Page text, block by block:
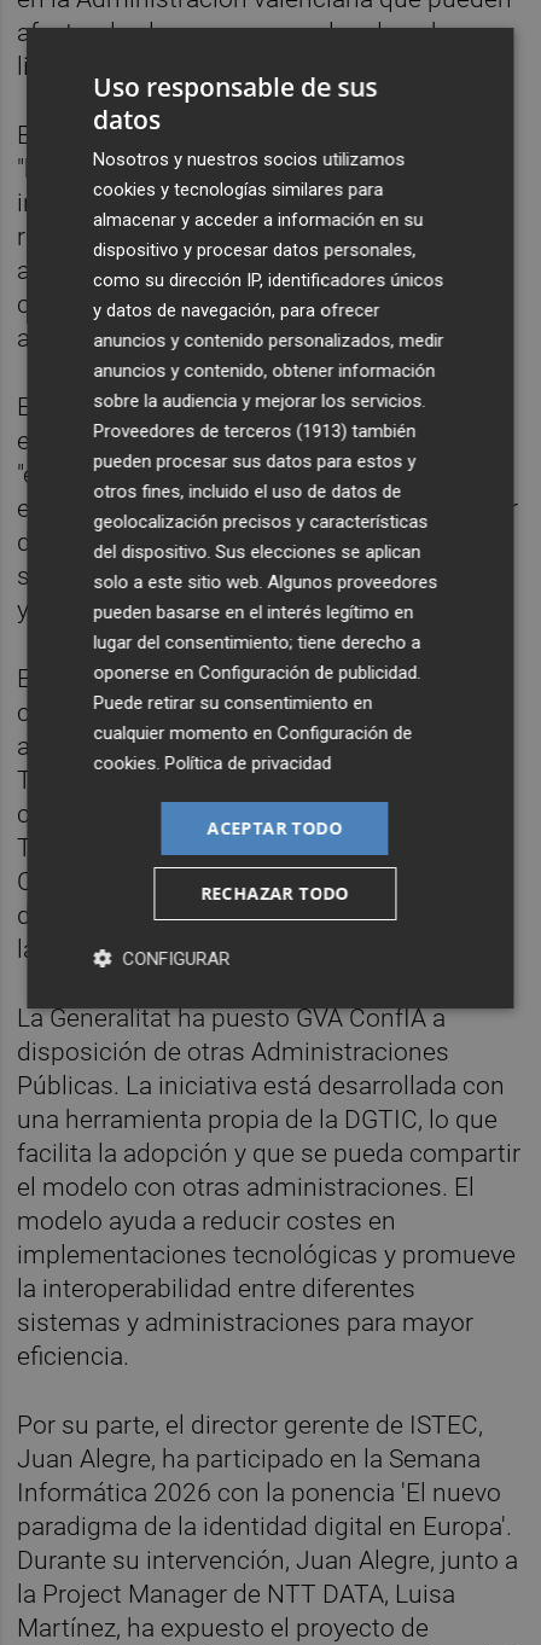
afectar de alguna manera a los derechos y
libertades de la ciudadanía".
Balfagón ha resaltado que la administración
"ha apostado por implantar un modelo
integral de gobernanza algorítmica y
registrar no solo la IA, sino las actuaciones
administrativas automatizadas, con el fin de
convertirnos en una administración más
avanzada y transparente".
El director general de TIC ha asegurado que
el proyecto, que ha sido pionero en España,
"es un ejemplo de transparencia y un
ejercicio de la Administración por comunicar
de forma clara y comprensible con qué
servicios digitales cuenta y cómo funcionan
y si se ha utilizado IA en su desarrollo".
El proyecto se puso en marcha en 2025
como una iniciativa piloto liderada por la
actual Secretaría Autonómica de
Transparencia y Participación en
colaboración con la Dirección General de
Tecnologías de la Información y las
Comunicaciones (DGTIC), además de otros
departamentos como Sanidad, Innovación y
la Delegación de Protección de Datos.
La Generalitat ha puesto GVA ConfIA a
disposición de otras Administraciones
Públicas. La iniciativa está desarrollada con
una herramienta propia de la DGTIC, lo que
facilita la adopción y que se pueda compartir
el modelo con otras administraciones. El
modelo ayuda a reducir costes en
implementaciones tecnológicas y promueve
la interoperabilidad entre diferentes
sistemas y administraciones para mayor
eficiencia.
Por su parte, el director gerente de ISTEC,
Juan Alegre, ha participado en la Semana
Informática 2026 con la ponencia 'El nuevo
paradigma de la identidad digital en Europa'.
Durante su intervención, Juan Alegre, junto a
la Project Manager de NTT DATA, Luisa
Martínez, ha expuesto el proyecto de
Uso responsable de sus
datos
Nosotros y nuestros socios utilizamos
cookies y tecnologías similares para
almacenar y acceder a información en su
dispositivo y procesar datos personales,
como su dirección IP, identificadores únicos
y datos de navegación, para ofrecer
anuncios y contenido personalizados, medir
anuncios y contenido, obtener información
sobre la audiencia y mejorar los servicios.
Proveedores de terceros (1913) también
pueden procesar sus datos para estos y
otros fines, incluido el uso de datos de
geolocalización precisos y características
del dispositivo. Sus elecciones se aplican
solo a este sitio web. Algunos proveedores
pueden basarse en el interés legítimo en
lugar del consentimiento; tiene derecho a
oponerse enConfiguración de publicidad
Puede retirar su consentimiento en
cualquier momento enConfiguración de
cookies .Política de privacidad
ACEPTAR TODO
RECHAZAR TODO
CONFIGURAR